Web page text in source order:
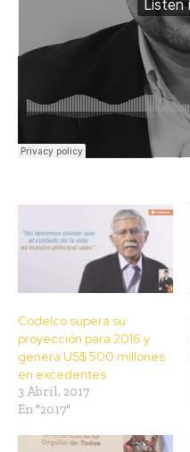
Codelco supera su
proyección para 2016 y
genera US$ 500 millones
en excedentes
3 Abril, 2017
En "2017"